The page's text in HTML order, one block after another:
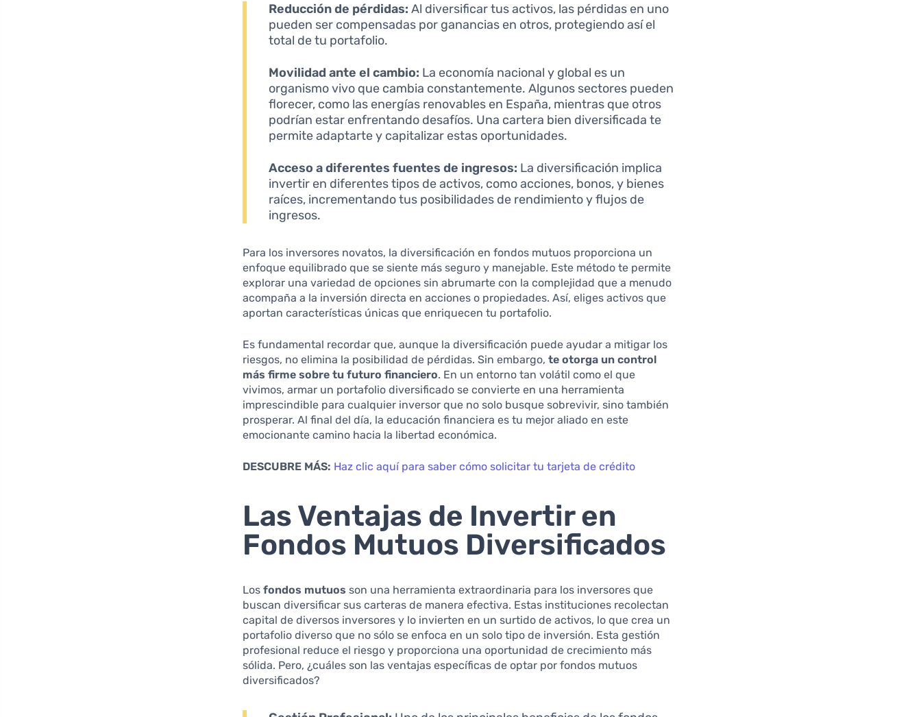
Reducción de pérdidas: Al diversificar tus activos, las pérdidas en uno
pueden ser compensadas por ganancias en otros, protegiendo así el
total de tu portafolio.
Movilidad ante el cambio: La economía nacional y global es un
organismo vivo que cambia constantemente. Algunos sectores pueden
florecer, como las energías renovables en España, mientras que otros
podrían estar enfrentando desafíos. Una cartera bien diversificada te
permite adaptarte y capitalizar estas oportunidades.
Acceso a diferentes fuentes de ingresos: La diversificación implica
invertir en diferentes tipos de activos, como acciones, bonos, y bienes
raíces, incrementando tus posibilidades de rendimiento y flujos de
ingresos.
Para los inversores novatos, la diversificación en fondos mutuos proporciona un
enfoque equilibrado que se siente más seguro y manejable. Este método te permite
explorar una variedad de opciones sin abrumarte con la complejidad que a menudo
acompaña a la inversión directa en acciones o propiedades. Así, eliges activos que
aportan características únicas que enriquecen tu portafolio.
Es fundamental recordar que, aunque la diversificación puede ayudar a mitigar los
riesgos, no elimina la posibilidad de pérdidas. Sin embargo,te otorga un control
más firme sobre tu futuro financiero. En un entorno tan volátil como el que
vivimos, armar un portafolio diversificado se convierte en una herramienta
imprescindible para cualquier inversor que no solo busque sobrevivir, sino también
prosperar. Al final del día, la educación financiera es tu mejor aliado en este
emocionante camino hacia la libertad económica.
DESCUBRE MÁS: Haz clic aquí para saber cómo solicitar tu tarjeta de crédito
Las Ventajas de Invertir en
Fondos Mutuos Diversificados
Losfondos mutuos son una herramienta extraordinaria para los inversores que
buscan diversificar sus carteras de manera efectiva. Estas instituciones recolectan
capital de diversos inversores y lo invierten en un surtido de activos, lo que crea un
portafolio diverso que no sólo se enfoca en un solo tipo de inversión. Esta gestión
profesional reduce el riesgo y proporciona una oportunidad de crecimiento más
sólida. Pero, ¿cuáles son las ventajas específicas de optar por fondos mutuos
diversificados?